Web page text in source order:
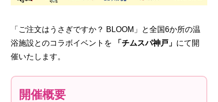
「ご注文はうさぎですか？ BLOOM」と全国6か所の温
浴施設とのコラボイベントを
「チムスパ神戸」 にて開
催いたします。
開催概要